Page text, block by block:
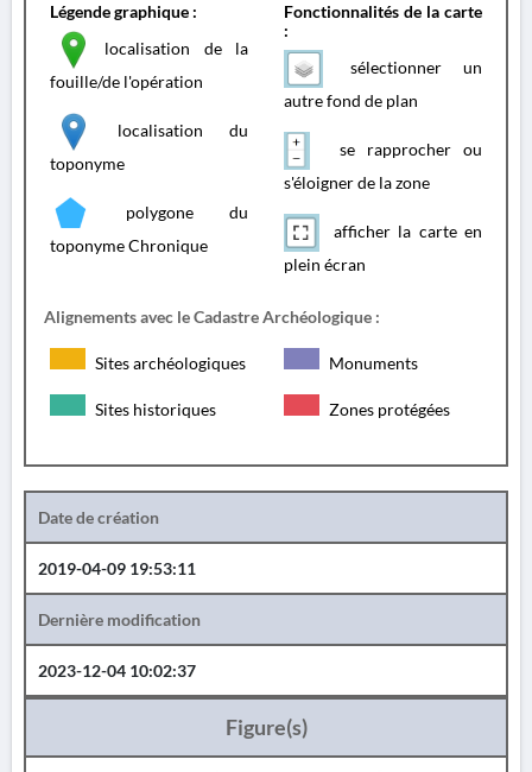
Légende graphique :
localisation de la
fouille/de l'opération
localisation du
toponyme
polygone du
toponyme Chronique
Fonctionnalités de la carte
:
sélectionner un
autre fond de plan
se rapprocher ou
s'éloigner de la zone
afficher la carte en
plein écran
Alignements avec le Cadastre Archéologique :
Sites archéologiques Monuments
Sites historiques Zones protégées
Date de création
2019-04-09 19:53:11
Dernière modification
2023-12-04 10:02:37
Figure(s)